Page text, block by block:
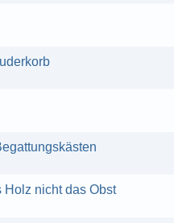
Holz nicht das Obst